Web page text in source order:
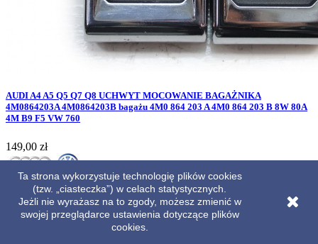
AUDI A4 A5 Q5 Q7 Q8 UCHWYT MOCOWANIE BAGAŻNIKA
4M0864203A 4M0864203B bagażu 4M0 864 203 A 4M0 864 203 B 8W 80A
4M B9 F5 VW 760
Cena
149,00 zł
Szybki podgląd
ID: 32044
Ta strona wykorzystuje technologię plików cookies
(tzw. „ciasteczka”) w celach statystycznych.
Jeżli nie wyrażasz na to zgody, możesz zmienić w
swojej przeglądarce ustawienia dotyczące plików
cookies.